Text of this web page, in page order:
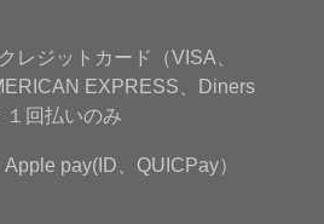
ジットカード（VISA、
EXPRESS、Diners
回払いのみ
pay(ID、QUICPay）